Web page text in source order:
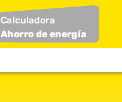
Calculadora
Ahorro de energía